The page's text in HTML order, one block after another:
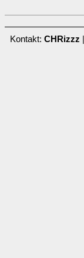
Kontakt: CHRizzz